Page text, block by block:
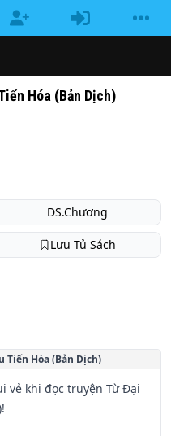
Hóa (Bản Dịch)
DS.Chương
Lưu Tủ Sách
Tiến Hóa (Bản Dịch)
vẻ khi đọc truyện Từ Đại